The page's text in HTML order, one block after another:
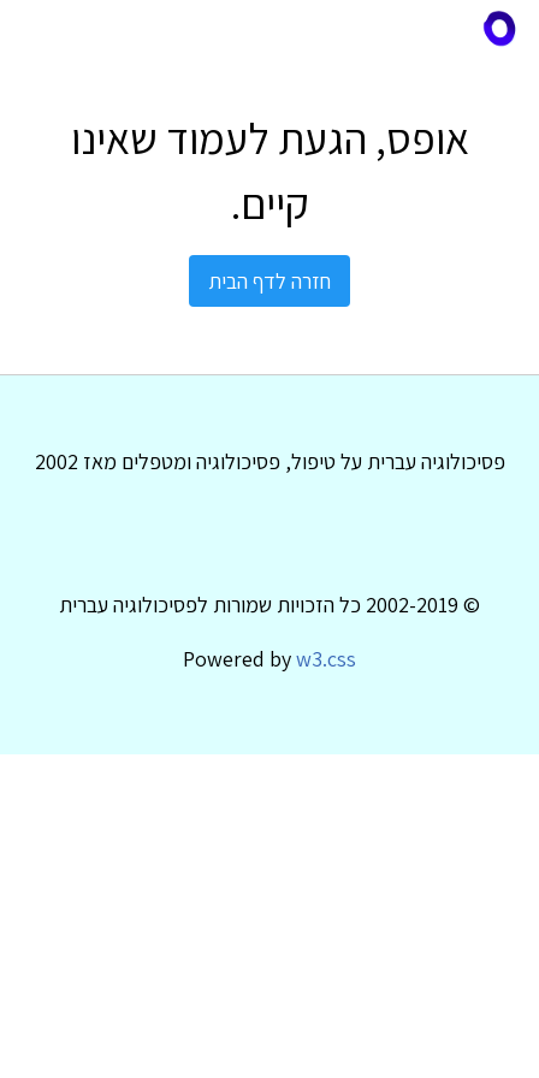
אופס, הגעת לעמוד שאינו
קיים.
חזרה לדף הבית
פסיכולוגיה עברית על טיפול, פסיכולוגיה ומטפלים מאז 2002
© 2002-2019 כל הזכויות שמורות לפסיכולוגיה עברית
Powered byw3.css